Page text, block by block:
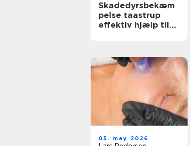
Skadedyrsbekæm
pelse taastrup
effektiv hjælp til
05. may 2026